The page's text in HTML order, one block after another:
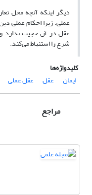
دیگر اینکه آنچه محل
عملی. زیرا احکام عملی
عقل در آن حجیت ندارد و
شرع را استنباط می‌کند.
کلیدواژه‌ها
ایمان
عقل عقل عملی
مراجع